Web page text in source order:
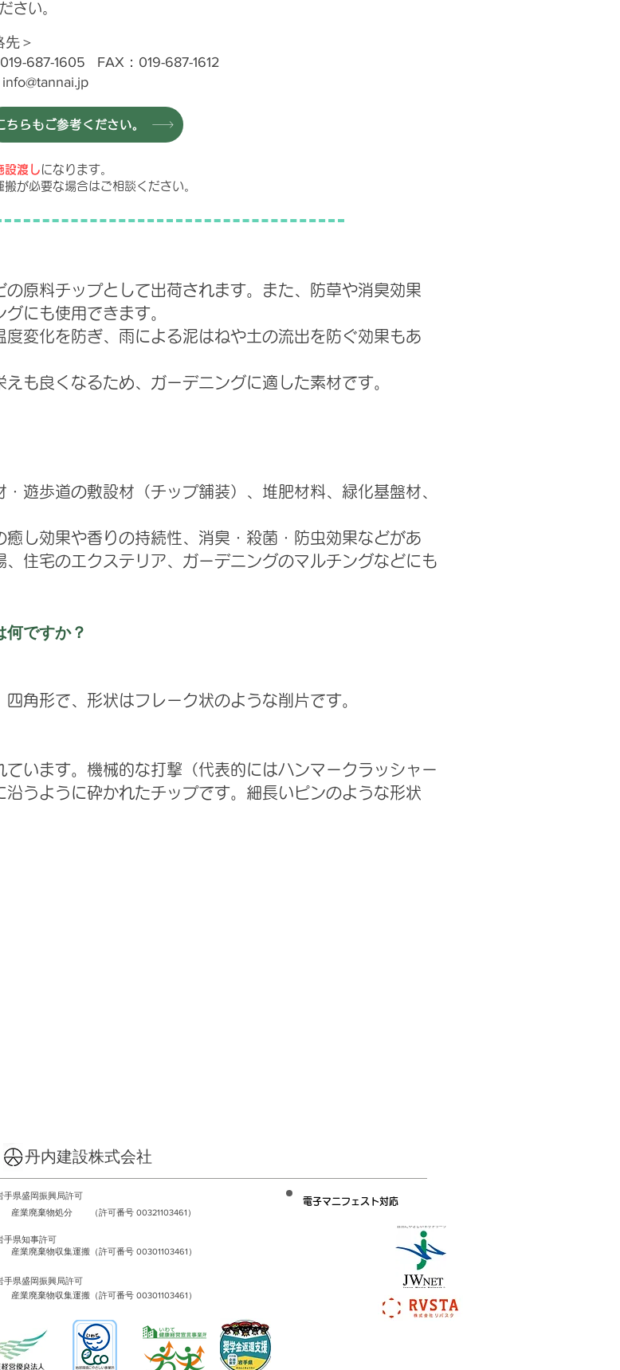
さい。
先＞
687-1605 FAX：019-687-1612
ちらもご参考ください。
設渡し になります。
必要な場合はご相談ください。
原料チップとして出荷されます。また、防草や消臭効果
にも使用できます。
変化を防ぎ、雨による泥はねや土の流出を防ぐ効果もあ
も良くなるため、ガーデニングに適した素材です。
遊歩道の敷設材（チップ舗装）、堆肥材料、緑化基盤材、
し効果や香りの持続性、消臭・殺菌・防虫効果などがあ
住宅のエクステリア、ガーデニングのマルチングなどにも
ですか？
形で、形状はフレーク状のような削片です。
ます。機械的な打撃（代表的にはハンマークラッシャー
ように砕かれたチップです。細長いピンのような形状
丹内建設株式会社
手県盛岡振興局許可
産業廃棄物処分 （許可番号 00321103461）
手県知事許可
産業廃棄物収集運搬（許可番号 00301103461）
手県盛岡振興局許可
産業廃棄物収集運搬（許可番号 00301103461）
電子マニフェスト対応